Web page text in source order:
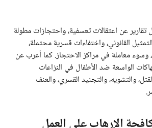
تقارير عن اعتقالات تعسفية، واحتجازات مطولة
القانوني، واختفاءات قسرية محتملة،
وسوء معاملة في مراكز الاحتجاز. كما أعرب عن
الواسعة ضد الأطفال في النزاعات
والتشويه، والتجنيد القسري، والعنف